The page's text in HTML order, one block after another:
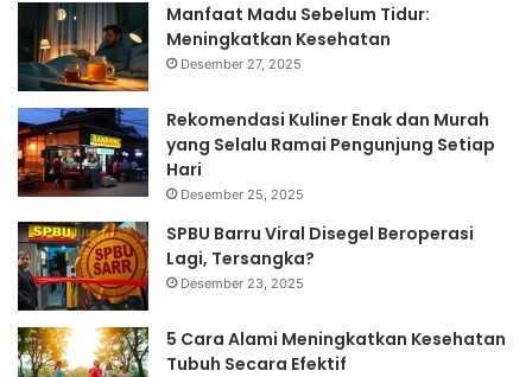
Manfaat Madu Sebelum Tidur:
Meningkatkan Kesehatan
Desember 27, 2025
Rekomendasi Kuliner Enak dan Murah
yang Selalu Ramai Pengunjung Setiap
Hari
Desember 25, 2025
SPBU Barru Viral Disegel Beroperasi
Lagi, Tersangka?
Desember 23, 2025
5 Cara Alami Meningkatkan Kesehatan
Tubuh Secara Efektif